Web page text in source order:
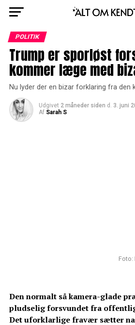
POLITIK
Trump er sporløst
kommer læge med
Nu lyder der en bizar forklaring fra den
Udgivet 2 måneder siden d. 3. juni
Af Sarah S
Foto:
Den normalt så kamera-glade
pludselig forsvundet fra
Det uforklarlige fravær sætter